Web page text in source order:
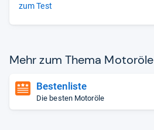
zum Test
Mehr zum Thema Motoröle
Bestenliste
Die besten Motoröle